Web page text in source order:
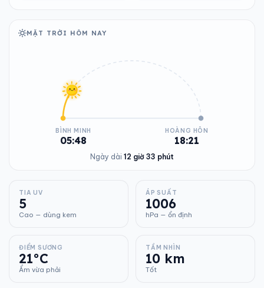
MẶT TRỜI HÔM NAY
BÌNH MINH
05:48
HOÀNG HÔN
18:21
Ngày dài 12 giờ 33 phút
TIA UV
5
Cao — dùng kem
ÁP SUẤT
1006
hPa — ổn định
ĐIỂM SƯƠNG
21°C
Ẩm vừa phải
TẦM NHÌN
10 km
Tốt